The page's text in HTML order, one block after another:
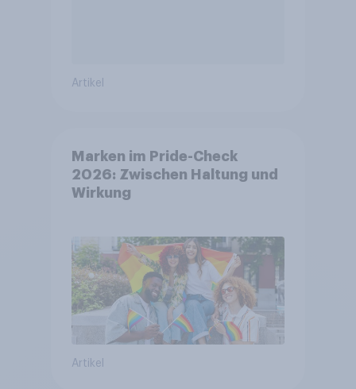
Artikel
Marken im Pride-Check
2026: Zwischen Haltung und
Wirkung
Artikel